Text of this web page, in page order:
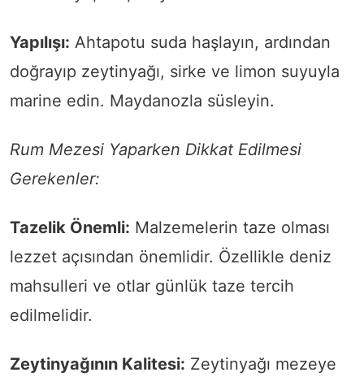
Yapılışı: Ahtapotu suda haşlayın, ardından
doğrayıp zeytinyağı, sirke ve limon suyuyla
marine edin. Maydanozla süsleyin.
Rum Mezesi Yaparken Dikkat Edilmesi
Gerekenler:
Tazelik Önemli: Malzemelerin taze olması
lezzet açısından önemlidir. Özellikle deniz
mahsulleri ve otlar günlük taze tercih
edilmelidir.
Zeytinyağının Kalitesi: Zeytinyağı mezeye